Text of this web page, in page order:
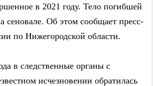
в 2021 году. Тело погибшей
сеновале. Об этом сообщает пресс-
по Нижегородской области.
в следственные органы с
исчезновении обратилась